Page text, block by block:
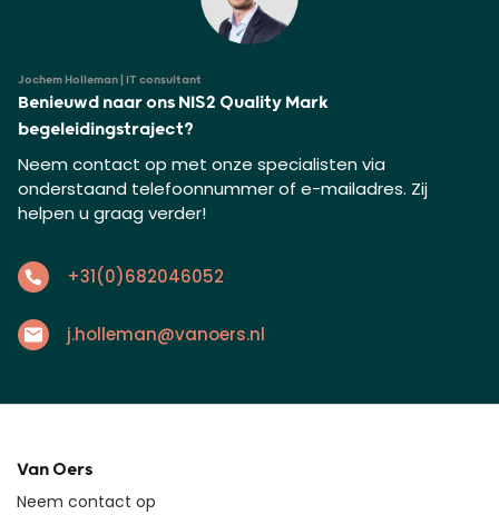
Jochem Holleman | IT consultant
Benieuwd naar ons NIS2 Quality Mark
begeleidingstraject?
Neem contact op met onze specialisten via
onderstaand telefoonnummer of e-mailadres. Zij
helpen u graag verder!
+31(0)682046052
j.holleman@vanoers.nl
Van Oers
Neem contact op